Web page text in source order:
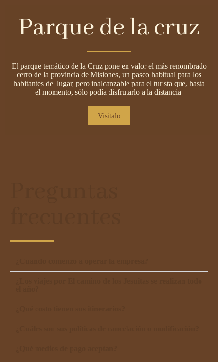
Parque de la cruz
El parque temático de la Cruz pone en valor el más renombrado
cerro de la provincia de Misiones, un paseo habitual para los
habitantes del lugar, pero inalcanzable para el turista que, hasta
el momento, sólo podía disfrutarlo a la distancia.
Visitalo